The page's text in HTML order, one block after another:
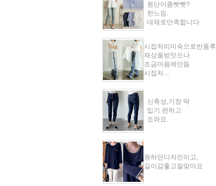
원단이좀빳빳?
한느낌.
대체로만족합니다
시접처리미숙으로반품후
재상품받앗으나
조금마음에안듬
시접처...
신축성,기장 딱
입기 편하고
조와요.
원하던디자인이고,
길이감좋고잘맞아요